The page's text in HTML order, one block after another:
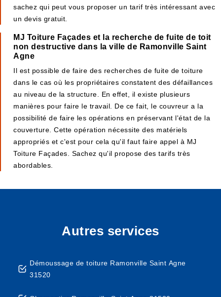
sachez qui peut vous proposer un tarif très intéressant avec
un devis gratuit.
MJ Toiture Façades et la recherche de fuite de toit
non destructive dans la ville de Ramonville Saint
Agne
Il est possible de faire des recherches de fuite de toiture
dans le cas où les propriétaires constatent des défaillances
au niveau de la structure. En effet, il existe plusieurs
manières pour faire le travail. De ce fait, le couvreur a la
possibilité de faire les opérations en préservant l'état de la
couverture. Cette opération nécessite des matériels
appropriés et c'est pour cela qu'il faut faire appel à MJ
Toiture Façades. Sachez qu'il propose des tarifs très
abordables.
Autres services
Démoussage de toiture Ramonville Saint Agne
31520